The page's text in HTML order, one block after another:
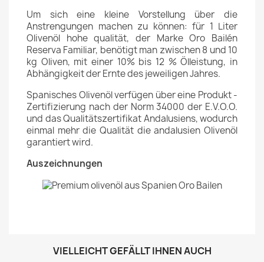
Um sich eine kleine Vorstellung über die
Anstrengungen machen zu können: für 1 Liter
Olivenöl hohe qualität, der Marke Oro Bailén
Reserva Familiar, benötigt man zwischen 8 und 10
kg Oliven, mit einer 10% bis 12 % Ölleistung, in
Abhängigkeit der Ernte des jeweiligen Jahres.
Spanisches Olivenöl verfügen über eine Produkt -
Zertifizierung nach der Norm 34000 der E.V.O.O.
und das Qualitätszertifikat Andalusiens, wodurch
einmal mehr die Qualität die andalusien Olivenöl
garantiert wird.
Auszeichnungen
VIELLEICHT GEFÄLLT IHNEN AUCH